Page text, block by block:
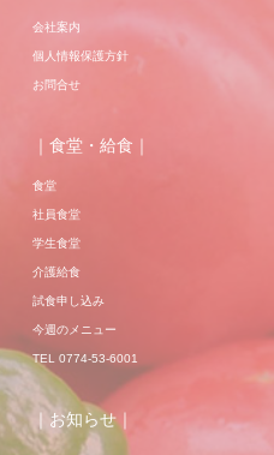
会社案内
個人情報保護方針
お問合せ
｜食堂・給食｜
食堂
社員食堂
学生食堂
介護給食
試食申し込み
今週のメニュー
TEL 0774-53-6001
｜お知らせ｜